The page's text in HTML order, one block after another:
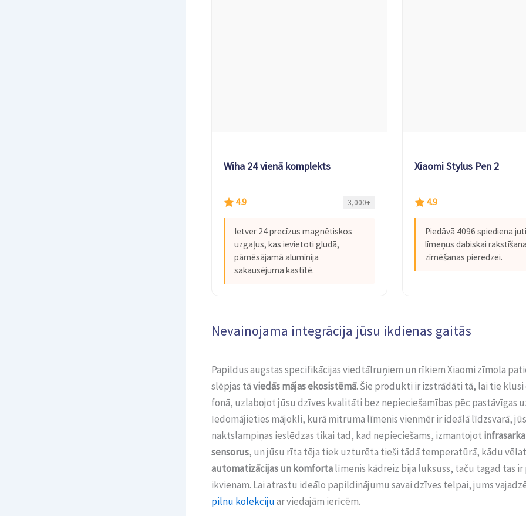
Wiha 24 vienā komplekts
4.9 3,000+
Ietver 24 precīzus magnētiskos
uzgaļus, kas ievietoti gludā,
pārnēsājamā alumīnija
sakausējuma kastītē.
Xiaomi Stylus Pen 2
4.9
Piedāvā 4096 spiediena
līmeņus dabiskai
zīmēšanas pieredzei.
Nevainojama integrācija jūsu ikdienas gaitās
Papildus augstas specifikācijas viedtālruņiem un rīkiem Xiaomi zīmola
slēpjas tāviedās mājas ekosistēmā. Šie produkti ir izstrādāti tā, lai tie
fonā, uzlabojot jūsu dzīves kvalitāti bez nepieciešamības pēc pastāvīgas
Iedomājieties mājokli, kurā mitruma līmenis vienmēr ir ideālā līdzsvarā,
naktslampiņas ieslēdzas tikai tad, kad nepieciešams, izmantojot
sensorus, un jūsu rīta tēja tiek uzturēta tieši tādā temperatūrā, kādu
automatizācijas un komfortalīmenis kādreiz bija luksuss, taču tagad tas ir
ikvienam. Lai atrastu ideālo papildinājumu savai dzīves telpai, jums
pilnu kolekcijuar viedajām ierīcēm.